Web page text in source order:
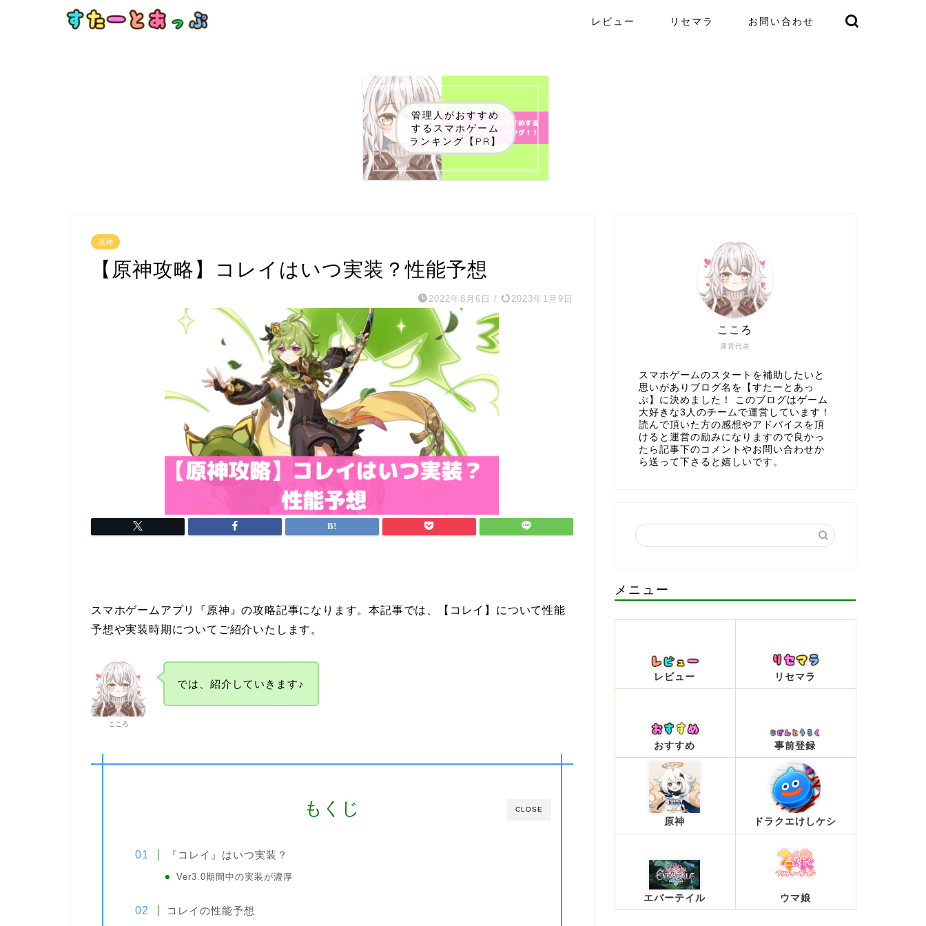
レビュー リセマラ お問い合わせ
管理人がおすすめ
するスマホゲーム
ランキング【PR】
原神
【原神攻略】コレイはいつ実装？性能予想
2022年8月6日 / 2023年1月9日
スマホゲームアプリ『原神』の攻略記事になります。本記事では、【コレイ】について性能
予想や実装時期についてご紹介いたします。
こころ
では、紹介していきます♪
CLOSE
もくじ
『コレイ』はいつ実装？
Ver3.0期間中の実装が濃厚
コレイの性能予想
運営代表
こころ
スマホゲームのスタートを補助したいと
思いがありブログ名を【すたーとあっ
ぷ】に決めました！ このブログはゲーム
大好きな3人のチームで運営しています！
読んで頂いた方の感想やアドバイスを頂
けると運営の励みになりますので良かっ
たら記事下のコメントやお問い合わせか
ら送って下さると嬉しいです。
メニュー
レビュー リセマラ
おすすめ 事前登録
原神 ドラクエけしケシ
エバーテイル ウマ娘